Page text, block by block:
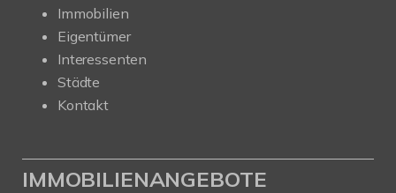
Immobilien
Eigentümer
Interessenten
Städte
Kontakt
IMMOBILIENANGEBOTE